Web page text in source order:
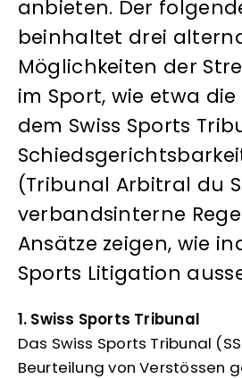
anbieten. Der
beinhaltet drei
Möglichkeiten der
im Sport, wie etwa
dem Swiss Sports
(Tribunal Arbitral du
verbandsinterne
Ansätze zeigen, wie
Sports Litigation
1. Swiss Sports Tribunal
Das Swiss Sports Tribunal
Beurteilung von Verstössen